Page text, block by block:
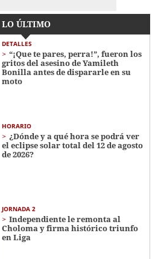
LO ÚLTIMO
DETALLES
“¡Que te pares, perra!”, fueron los
gritos del asesino de Yamileth
Bonilla antes de dispararle en su
moto
HORARIO
¿Dónde y a qué hora se podrá ver
el eclipse solar total del 12 de agosto
de 2026?
JORNADA 2
Independiente le remonta al
Choloma y firma histórico triunfo
en Liga